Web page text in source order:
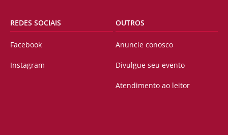
REDES SOCIAIS
Facebook
Instagram
OUTROS
Anuncie conosco
Divulgue seu evento
Atendimento ao leitor